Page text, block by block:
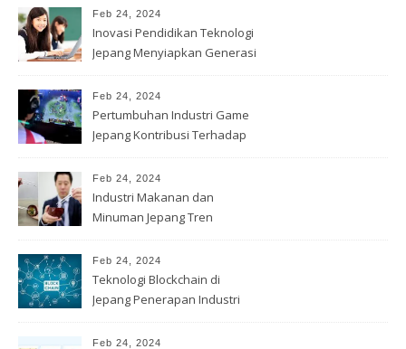
Feb 24, 2024
Inovasi Pendidikan Teknologi
Jepang Menyiapkan Generasi
Feb 24, 2024
Pertumbuhan Industri Game
Jepang Kontribusi Terhadap
Feb 24, 2024
Industri Makanan dan
Minuman Jepang Tren
Feb 24, 2024
Teknologi Blockchain di
Jepang Penerapan Industri
Feb 24, 2024